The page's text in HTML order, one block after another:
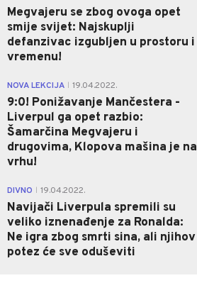
Megvajeru se zbog ovoga opet
smije svijet: Najskuplji
defanzivac izgubljen u prostoru i
vremenu!
NOVA LEKCIJA 19.04.2022.
9:0! Ponižavanje Mančestera -
Liverpul ga opet razbio:
Šamarčina Megvajeru i
drugovima, Klopova mašina je na
vrhu!
DIVNO 19.04.2022.
Navijači Liverpula spremili su
veliko iznenađenje za Ronalda:
Ne igra zbog smrti sina, ali njihov
potez će sve oduševiti